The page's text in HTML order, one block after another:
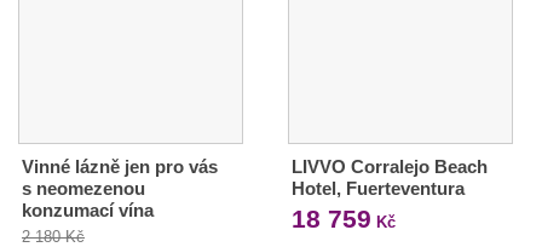
Vinné lázně jen pro vás
s neomezenou
konzumací vína
2 180 Kč
LIVVO Corralejo Beach
Hotel, Fuerteventura
18 759 Kč